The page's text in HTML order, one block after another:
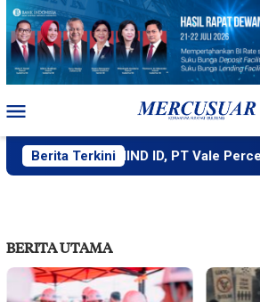
Loncat
konten
Mobile
Berita Terkini
Didukung MIND ID, PT Vale
BERITA UTAMA